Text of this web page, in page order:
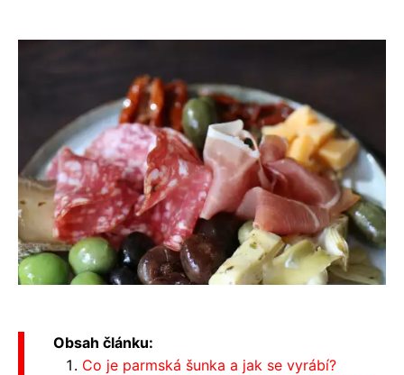
Obsah článku:
Co je parmská šunka a jak se vyrábí?